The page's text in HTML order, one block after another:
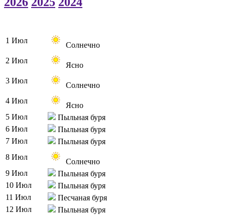
1 Июл
Солнечно
2 Июл
Ясно
3 Июл
Солнечно
4 Июл
Ясно
5 Июл
Пыльная буря
6 Июл
Пыльная буря
7 Июл
Пыльная буря
8 Июл
Солнечно
9 Июл
Пыльная буря
10 Июл
Пыльная буря
11 Июл
Песчаная буря
12 Июл
Пыльная буря